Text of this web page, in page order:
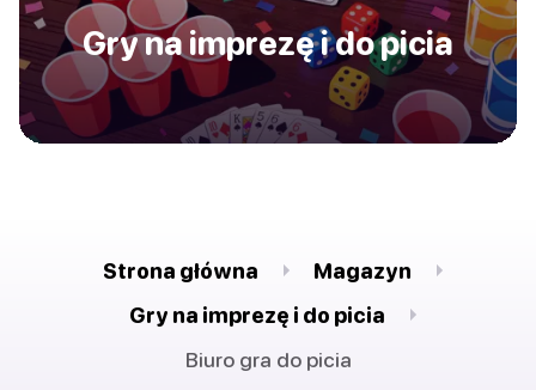
Gry na imprezę i do picia
Strona główna
Magazyn
Gry na imprezę i do picia
Biuro gra do picia